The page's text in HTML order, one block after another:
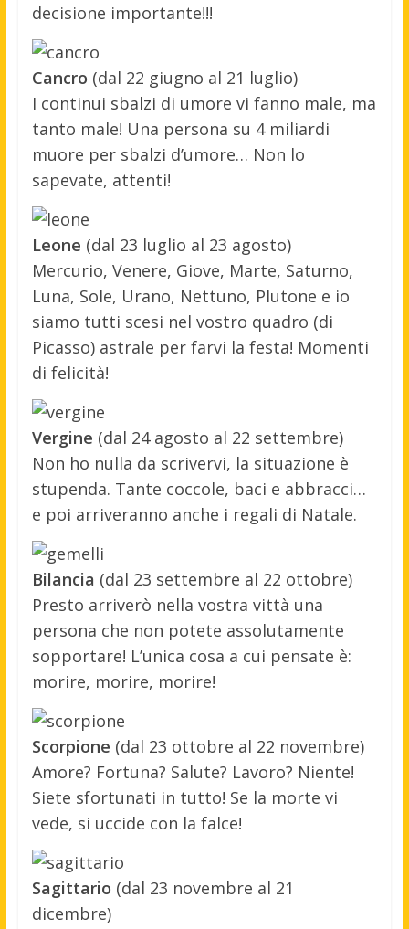
decisione importante!!!
Cancro (dal 22 giugno al 21 luglio)
I continui sbalzi di umore vi fanno male, ma
tanto male! Una persona su 4 miliardi
muore per sbalzi d’umore… Non lo
sapevate, attenti!
Leone (dal 23 luglio al 23 agosto)
Mercurio, Venere, Giove, Marte, Saturno,
Luna, Sole, Urano, Nettuno, Plutone e io
siamo tutti scesi nel vostro quadro (di
Picasso) astrale per farvi la festa! Momenti
di felicità!
Vergine (dal 24 agosto al 22 settembre)
Non ho nulla da scrivervi, la situazione è
stupenda. Tante coccole, baci e abbracci…
e poi arriveranno anche i regali di Natale.
Bilancia (dal 23 settembre al 22 ottobre)
Presto arriverò nella vostra vittà una
persona che non potete assolutamente
sopportare! L’unica cosa a cui pensate è:
morire, morire, morire!
Scorpione (dal 23 ottobre al 22 novembre)
Amore? Fortuna? Salute? Lavoro? Niente!
Siete sfortunati in tutto! Se la morte vi
vede, si uccide con la falce!
Sagittario (dal 23 novembre al 21
dicembre)